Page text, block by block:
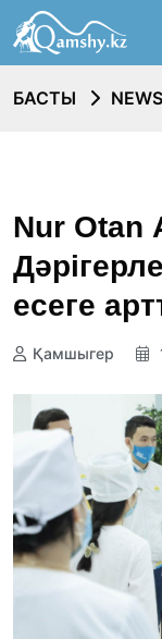
БАСТЫ NEWS
Nur Otan
есеге
Қамшыгер